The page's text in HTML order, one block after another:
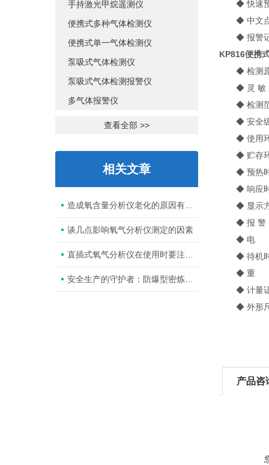
手持激光甲烷遥测仪
便携式多种气体检测仪
便携式单一气体检测仪
泵吸式气体检测仪
泵吸式气体检测报警仪
多气体报警仪
查看全部 >>
相关文章
造成氧含量分析仪老化的原因有哪些？
谈几点影响氧气分析仪测定的因素
安全生产的守护者：防爆型密炼机氧分析仪
◆ 快速预
◆ 中文点
◆ 报警记
KP816便携
◆ 检测原
◆ 灵 敏
◆ 检测范
◆ 安全级
◆ 使用环
◆ 贮存环
◆ 预热时
◆ 响应时
◆ 显示方
◆ 报 警
◆ 电 源：
◆ 待机时
◆ 重 量
◆ 计量证
◆ 外形尺
产品咨